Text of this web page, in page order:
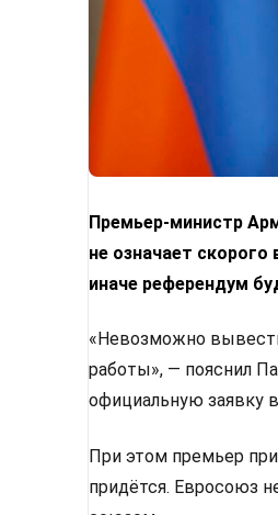
Премьер-министр
не означает скорого
иначе референдум
«Невозможно
работы», — пояснил
официальную заявку
При этом премьер
придётся. Евросоюз